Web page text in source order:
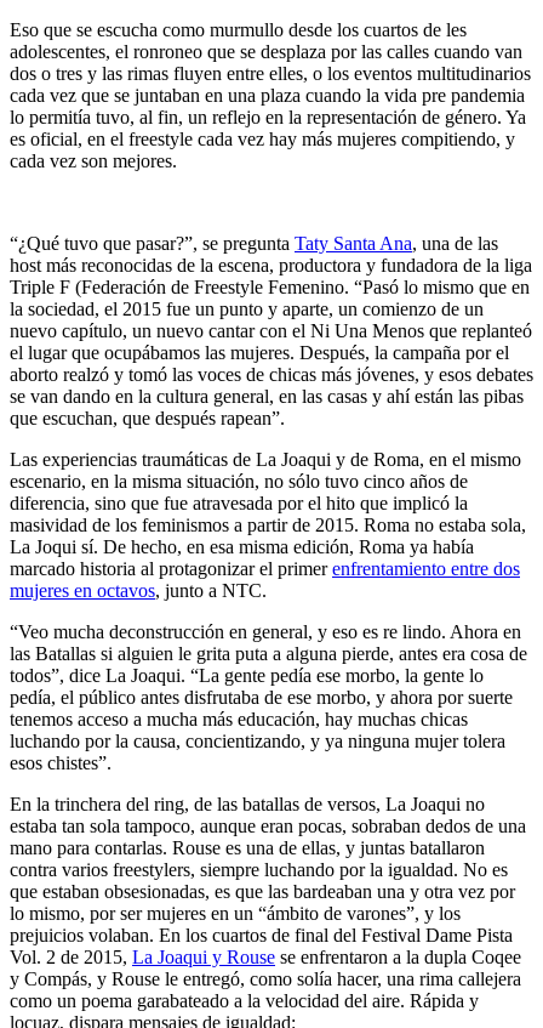
Eso que se escucha como murmullo desde los cuartos de les
adolescentes, el ronroneo que se desplaza por las calles cuando van
dos o tres y las rimas fluyen entre elles, o los eventos multitudinarios
cada vez que se juntaban en una plaza cuando la vida pre pandemia
lo permitía tuvo, al fin, un reflejo en la representación de género. Ya
es oficial, en el freestyle cada vez hay más mujeres compitiendo, y
cada vez son mejores.
“¿Qué tuvo que pasar?”, se pregunta Taty Santa Ana, una de las
host más reconocidas de la escena, productora y fundadora de la liga
Triple F (Federación de Freestyle Femenino. “Pasó lo mismo que en
la sociedad, el 2015 fue un punto y aparte, un comienzo de un
nuevo capítulo, un nuevo cantar con el Ni Una Menos que replanteó
el lugar que ocupábamos las mujeres. Después, la campaña por el
aborto realzó y tomó las voces de chicas más jóvenes, y esos debates
se van dando en la cultura general, en las casas y ahí están las pibas
que escuchan, que después rapean”.
Las experiencias traumáticas de La Joaqui y de Roma, en el mismo
escenario, en la misma situación, no sólo tuvo cinco años de
diferencia, sino que fue atravesada por el hito que implicó la
masividad de los feminismos a partir de 2015. Roma no estaba sola,
La Joqui sí. De hecho, en esa misma edición, Roma ya había
marcado historia al protagonizar el primerenfrentamiento entre dos
mujeres en octavos, junto a NTC.
“Veo mucha deconstrucción en general, y eso es re lindo. Ahora en
las Batallas si alguien le grita puta a alguna pierde, antes era cosa de
todos”, dice La Joaqui. “La gente pedía ese morbo, la gente lo
pedía, el público antes disfrutaba de ese morbo, y ahora por suerte
tenemos acceso a mucha más educación, hay muchas chicas
luchando por la causa, concientizando, y ya ninguna mujer tolera
esos chistes”.
En la trinchera del ring, de las batallas de versos, La Joaqui no
estaba tan sola tampoco, aunque eran pocas, sobraban dedos de una
mano para contarlas. Rouse es una de ellas, y juntas batallaron
contra varios freestylers, siempre luchando por la igualdad. No es
que estaban obsesionadas, es que las bardeaban una y otra vez por
lo mismo, por ser mujeres en un “ámbito de varones”, y los
prejuicios volaban. En los cuartos de final del Festival Dame Pista
Vol. 2 de 2015, La Joaqui y Rouse se enfrentaron a la dupla Coqee
y Compás, y Rouse le entregó, como solía hacer, una rima callejera
como un poema garabateado a la velocidad del aire. Rápida y
locuaz, dispara mensajes de igualdad: